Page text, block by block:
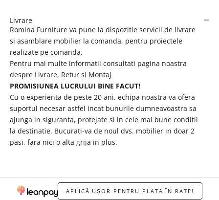
Livrare
Romina Furniture va pune la dispozitie servicii de livrare
si asamblare mobilier la comanda, pentru proiectele
realizate pe comanda.
Pentru mai multe informatii consultati pagina noastra
despre Livrare, Retur si Montaj
PROMISIUNEA LUCRULUI BINE FACUT!
Cu o experienta de peste 20 ani, echipa noastra va ofera
suportul necesar astfel incat bunurile dumneavoastra sa
ajunga in siguranta, protejate si in cele mai bune conditii
la destinatie. Bucurati-va de noul dvs. mobilier in doar 2
pasi, fara nici o alta grija in plus.
APLICĂ UȘOR PENTRU PLATA ÎN RATE!